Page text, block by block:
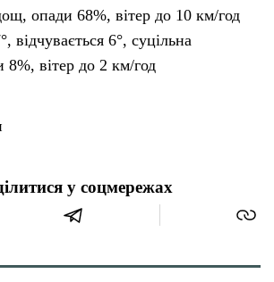
опади 68%, вітер до 10 км/год
відчувається 6°, суцільна
8%, вітер до 2 км/год
у соцмережах